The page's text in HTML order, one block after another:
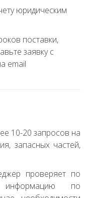
юридическим
поставки,
заявку с
email
10-20 запросов на
запасных частей,
проверяет по
по